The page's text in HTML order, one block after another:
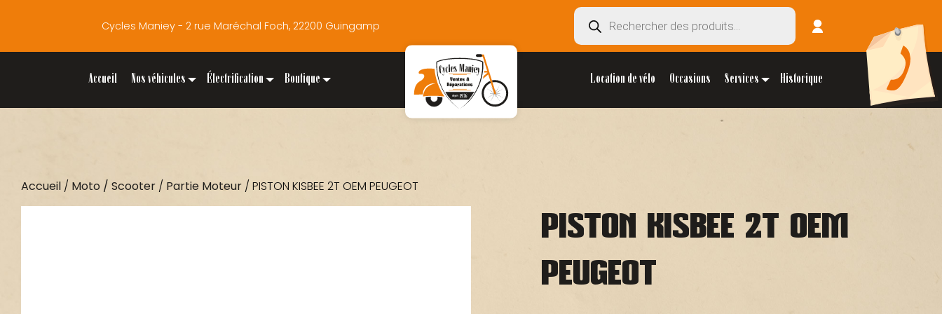
Cycles Maniey - 2 rue Maréchal Foch, 22200 Guingamp
Recherche
produits
Accueil Nos véhicules Électrification Boutique Location de vélo Occasions Services Historique
Accueil / Moto / Scooter / Partie Moteur / PISTON KISBEE 2T OEM PEUGEOT
PISTON KISBEE 2T OEM
PEUGEOT